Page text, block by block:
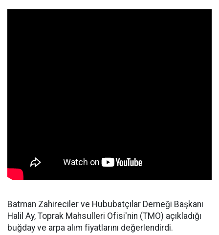
Batman Zahireciler ve Hububatçılar Derneği Başkanı
Halil Ay, Toprak Mahsulleri Ofisi'nin (TMO) açıkladığı
buğday ve arpa alım fiyatlarını değerlendirdi.